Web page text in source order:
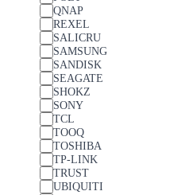
QNAP
REXEL
SALICRU
SAMSUNG
SANDISK
SEAGATE
SHOKZ
SONY
TCL
TOOQ
TOSHIBA
TP-LINK
TRUST
UBIQUITI